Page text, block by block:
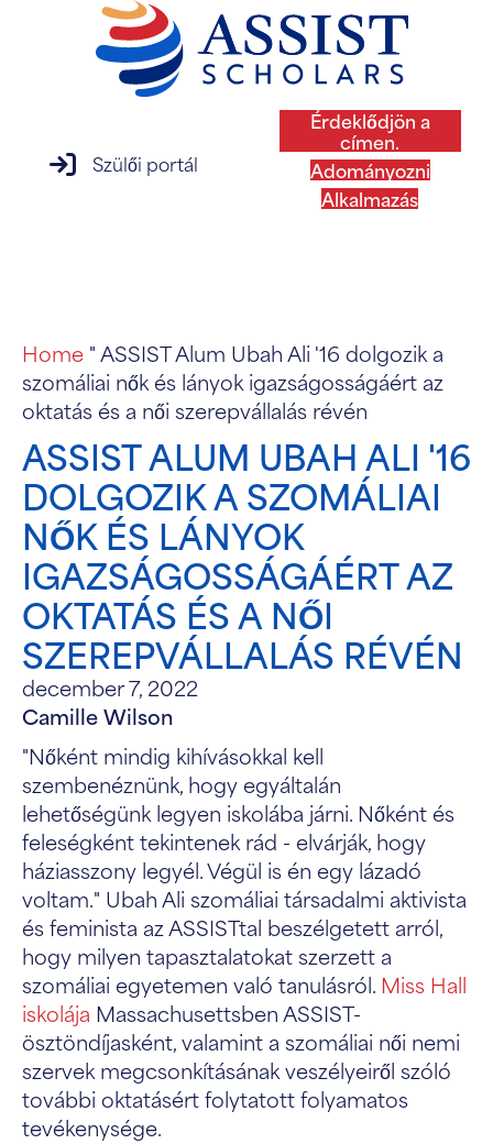
szülői portál bejelentkezés
Szülői portál
Érdeklődjön a
címen.
Adományozni
Alkalmazás
Home "ASSIST Alum Ubah Ali '16 dolgozik a
szomáliai nők és lányok igazságosságáért az
oktatás és a női szerepvállalás révén
ASSIST ALUM UBAH ALI '16
DOLGOZIK A SZOMÁLIAI
NŐK ÉS LÁNYOK
IGAZSÁGOSSÁGÁÉRT AZ
OKTATÁS ÉS A NŐI
SZEREPVÁLLALÁS RÉVÉN
december 7, 2022
Camille Wilson
"Nőként mindig kihívásokkal kell
szembenéznünk, hogy egyáltalán
lehetőségünk legyen iskolába járni. Nőként és
feleségként tekintenek rád - elvárják, hogy
háziasszony legyél. Végül is én egy lázadó
voltam." Ubah Ali szomáliai társadalmi aktivista
és feminista az ASSISTtal beszélgetett arról,
hogy milyen tapasztalatokat szerzett a
szomáliai egyetemen való tanulásról. Miss Hall
iskolája Massachusettsben ASSIST-
ösztöndíjasként, valamint a szomáliai női nemi
szervek megcsonkításának veszélyeiről szóló
további oktatásért folytatott folyamatos
tevékenysége.